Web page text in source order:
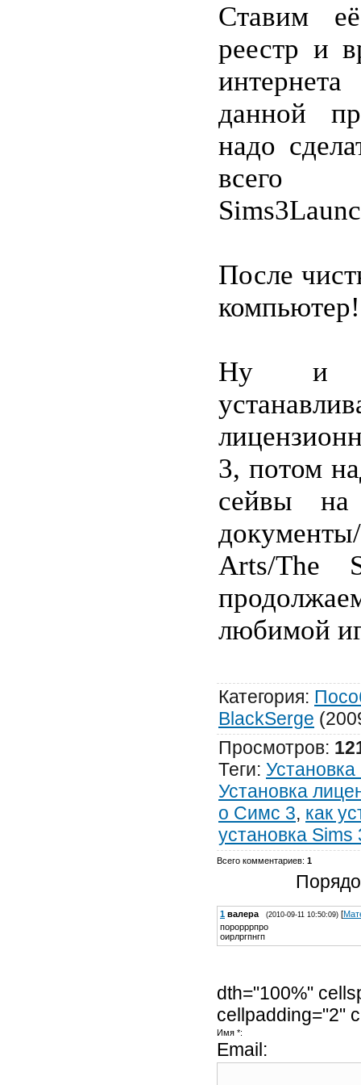
Ставим
реестр и
данной
надо
всего
После
компьютер!
Ну и
3, потом
сейвы
документы/
Arts/The
любимой
Категория:
BlackSerge
Просмотров:
Теги:
Установка
о Симс 3, как
установка Sims
Всего комментариев: 1
1 валера (2010-09-11 10:50:09) [
порорррпро
оирлргпнгп
dth="100%"
cellpadding="2"
Имя *:
Email: